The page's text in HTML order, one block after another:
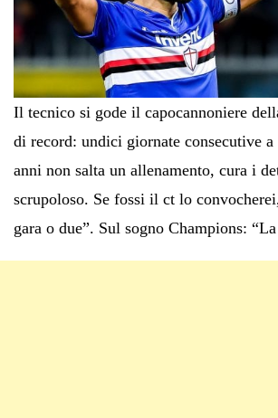
Il tecnico si gode il capocannoniere
di record: undici giornate consecutive a
anni non salta un allenamento, cura i
scrupoloso. Se fossi il ct lo
gara o due”. Sul sogno Champions: